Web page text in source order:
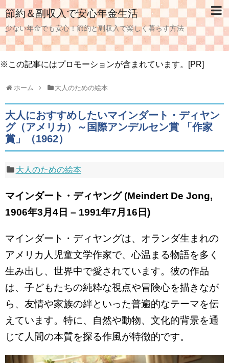
節約＆副収入で安心年金生活
少ない年金でも安心！節約と副収入で楽しく暮らす方法
※この記事にはプロモーションが含まれています。[PR]
ホーム 大人のための絵本
大人におすすめしたいマインダート・ディヤン
グ（アメリカ）～国際アンデルセン賞 「作家
賞」（1962）
大人のための絵本
マインダート・ディヤング (Meindert De Jong,
1906年3月4日 – 1991年7月16日)
マインダート・ディヤングは、オランダ生まれの
アメリカ人児童文学作家で、心温まる物語を多く
生み出し、世界中で愛されています。彼の作品
は、子どもたちの純粋な視点や冒険心を描きなが
ら、友情や家族の絆といった普遍的なテーマを伝
えています。特に、自然や動物、文化的背景を通
じて人間の本質を探る作風が特徴的です。